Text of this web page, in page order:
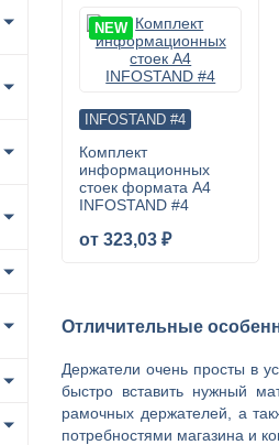
NEW
INFOSTAND #4
Комплект
информационных
стоек формата А4
INFOSTAND #4
от 323,03 ₽
Отличительные
Держатели очень просты в
быстро вставить нужный
рамочных держателей, а
потребностями магазина и